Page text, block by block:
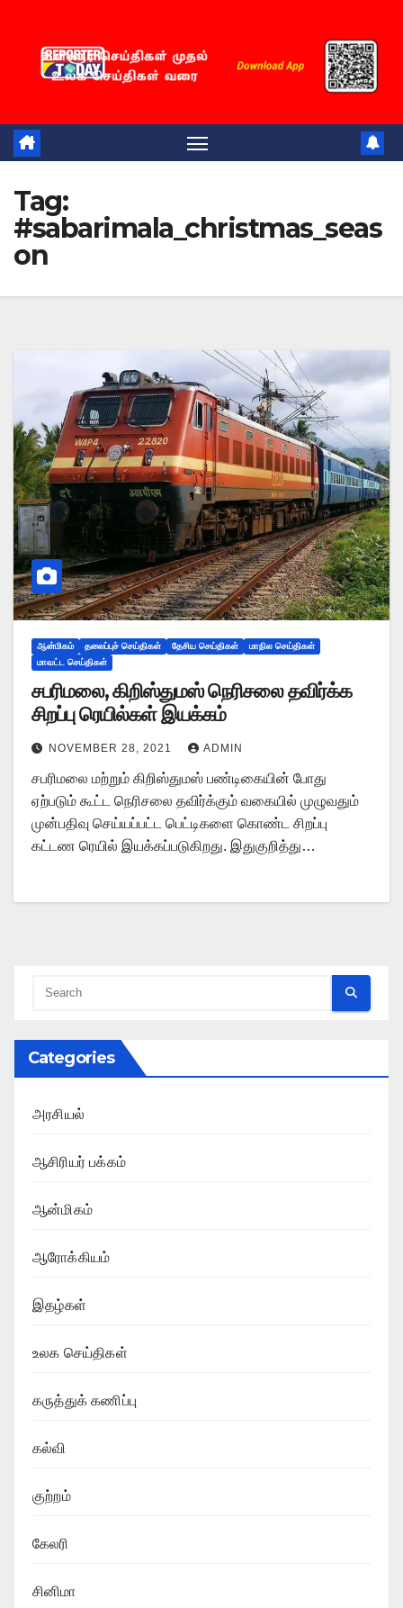
content
Tag:
#sabarimala_christmas_seas
on
ஆன்மிகம் தலைப்புச் செய்திகள் தேசிய செய்திகள்
மாநில செய்திகள்
மாவட்ட செய்திகள்
சபரிமலை, கிறிஸ்துமஸ் நெரிசலை தவிர்க்க
சிறப்பு ரெயில்கள் இயக்கம்
NOVEMBER 28, 2021 ADMIN
சபரிமலை மற்றும் கிறிஸ்துமஸ் பண்டிகையின் போது
ஏற்படும் கூட்ட நெரிசலை தவிர்க்கும் வகையில் முழுவதும்
முன்பதிவு செய்யப்பட்ட பெட்டிகளை கொண்ட சிறப்பு
கட்டண ரெயில் இயக்கப்படுகிறது. இதுகுறித்து…
Categories
அரசியல்
ஆசிரியர் பக்கம்
ஆன்மிகம்
ஆரோக்கியம்
இதழ்கள்
உலக செய்திகள்
கருத்துக் கணிப்பு
கல்வி
குற்றம்
கேலரி
சினிமா